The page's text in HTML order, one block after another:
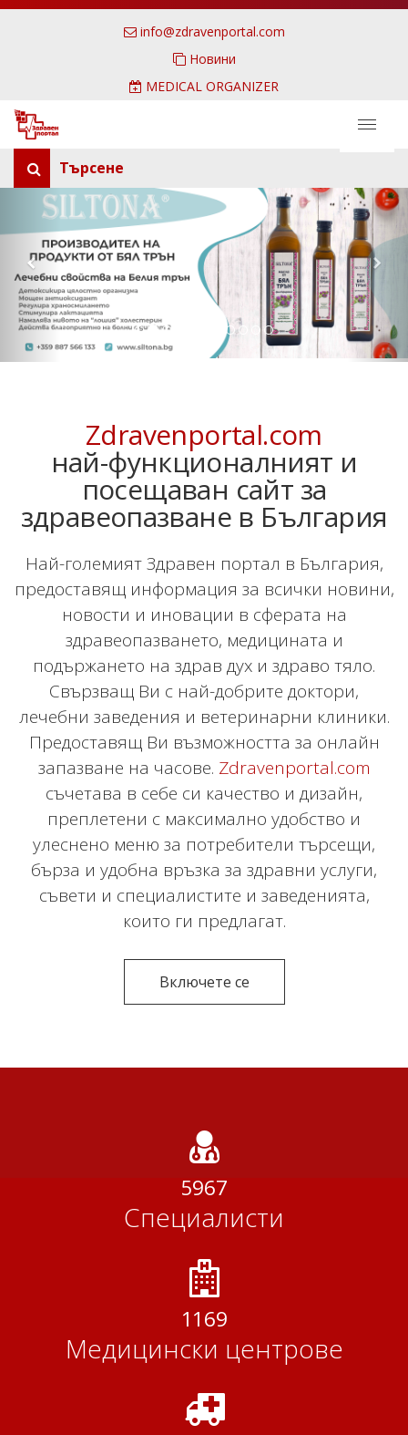
info@zdravenportal.com
Новини
MEDICAL ORGANIZER
Търсене
Zdravenportal.com
най-функционалният и
посещаван сайт за
здравеопазване в България
Най-големият Здравен портал в България,
предоставящ информация за всички новини,
новости и иновации в сферата на
здравеопазването, медицината и
подържането на здрав дух и здраво тяло.
Свързващ Ви с най-добрите доктори,
лечебни заведения и ветеринарни клиники.
Предоставящ Ви възможността за онлайн
запазване на часове. Zdravenportal.com
съчетава в себе си качество и дизайн,
преплетени с максимално удобство и
улеснено меню за потребители търсещи,
бърза и удобна връзка за здравни услуги,
съвети и специалистите и заведенията,
които ги предлагат.
Включете се
5967
Специалисти
1364
Медицински центрове